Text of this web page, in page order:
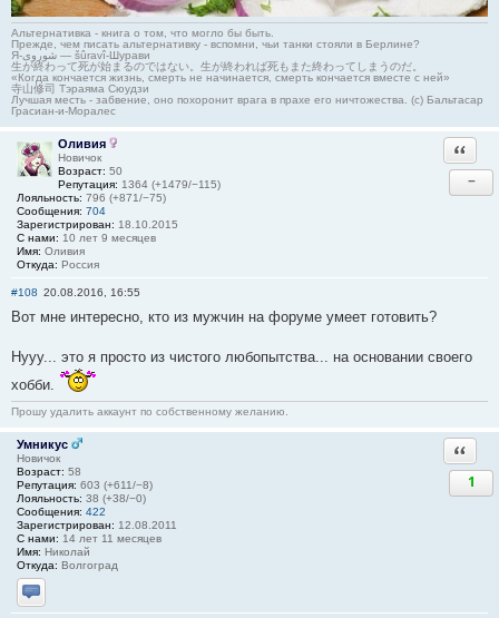
Альтернативка - книга о том, что могло бы быть.
Прежде, чем писать альтернативку - вспомни, чьи танки стояли в Берлине?
Я-شوروی — šûravî-Шурави
生が終わって死が始まるのではない。生が終われば死もまた終わってしまうのだ。
«Когда кончается жизнь, смерть не начинается, смерть кончается вместе с ней»
寺山修司 Тэраяма Сюудзи
Лучшая месть - забвение, оно похоронит врага в прахе его ничтожества. (с) Бальтасар
Грасиан-и-Моралес
Оливия
Новичок
Возраст: 50
Репутация: 1364 (+1479/−115)
Лояльность: 796 (+871/−75)
Сообщения: 704
Зарегистрирован: 18.10.2015
С нами: 10 лет 9 месяцев
Имя: Оливия
Откуда: Россия
−
#108 20.08.2016, 16:55
Вот мне интересно, кто из мужчин на форуме умеет готовить?
Нууу... это я просто из чистого любопытства... на основании своего
хобби.
Прошу удалить аккаунт по собственному желанию.
Умникус
Новичок
Возраст: 58
Репутация: 603 (+611/−8)
Лояльность: 38 (+38/−0)
Сообщения: 422
Зарегистрирован: 12.08.2011
С нами: 14 лет 11 месяцев
Имя: Николай
Откуда: Волгоград
Отправить личное сообщение
1